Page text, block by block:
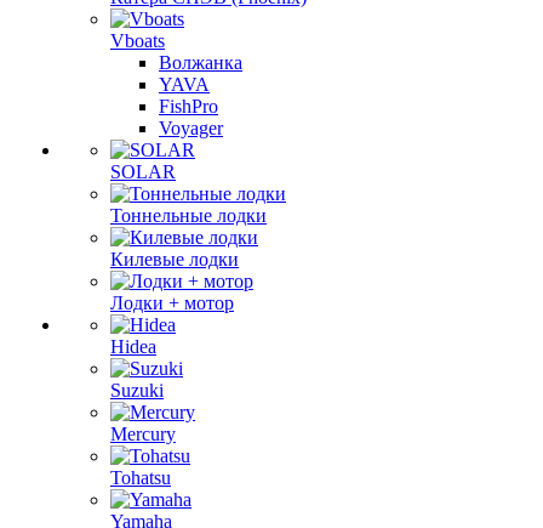
Vboats
Волжанка
YAVA
FishPro
Voyager
SOLAR
Тоннельные лодки
Килевые лодки
Лодки + мотор
Hidea
Suzuki
Mercury
Tohatsu
Yamaha